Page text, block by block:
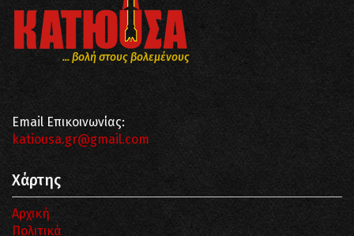
... βολή στους βολεμένους
Email Επικοινωνίας:
katiousa.gr@gmail.com
Χάρτης
Αρχική
Πολιτικά